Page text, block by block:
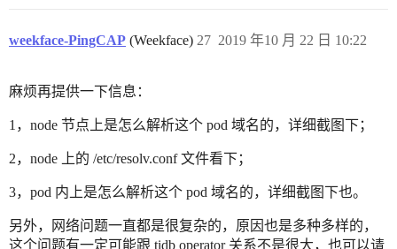
weekface-PingCAP (Weekface) 2019 年10 月 22 日 10:22
27
麻烦再提供一下信息：
1，node 节点上是怎么解析这个 pod 域名的，详细截图下；
2，node 上的 /etc/resolv.conf 文件看下；
3，pod 内上是怎么解析这个 pod 域名的，详细截图下也。
另外，网络问题一直都是很复杂的，原因也是多种多样的，
这个问题有一定可能跟 tidb operator 关系不是很大，也可以请